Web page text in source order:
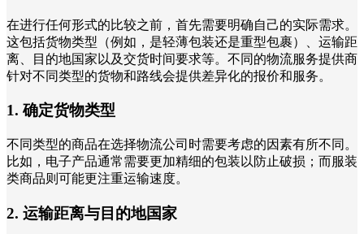
在进行任何形式的比较之前，首先需要明确自己的实际需求。
这包括货物类型（例如，是轻薄包装还是重型包裹）、运输距
离、目的地国家以及交货时间要求等。不同的物流服务提供商
针对不同类型的货物和路线会提供差异化的报价和服务。
1. 确定货物类型
不同类型的商品在选择物流公司时需要考虑的因素有所不同。
比如，电子产品通常需要更加精细的包装以防止破损；而服装
类商品则可能更注重运输速度。
2. 运输距离与目的地国家